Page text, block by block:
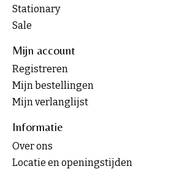
Stationary
Sale
Mijn account
Registreren
Mijn bestellingen
Mijn verlanglijst
Informatie
Over ons
Locatie en openingstijden